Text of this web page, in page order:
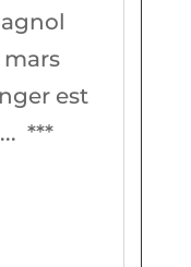
mars
est
***